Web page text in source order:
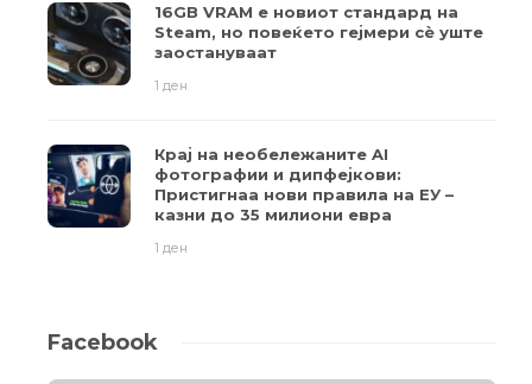
16GB VRAM е новиот стандард на
Steam, но повеќето гејмери ​​сè уште
заостануваат
1 ден
Крај на необележаните AI
фотографии и дипфејкови:
Пристигнаа нови правила на ЕУ –
казни до 35 милиони евра
1 ден
Facebook